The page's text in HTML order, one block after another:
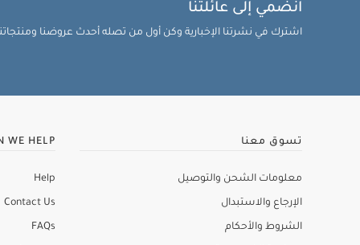
انضمي إلى عائلتنا
اشترك في نشرتنا الإخبارية وكن أول من تصله أحدث عروضنا
تسوق معنا
معلومات الشحن والتوصيل
الإرجاع والاستبدال
الشروط والأحكام
WE HELP
Help
Contact Us
FAQs